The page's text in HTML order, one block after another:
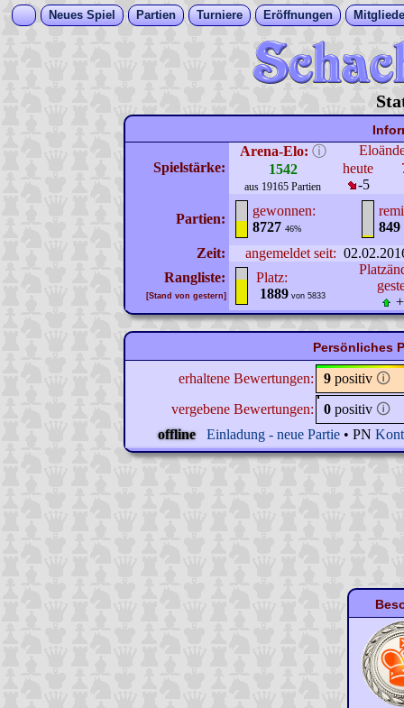
Neues Spiel Partien Turniere Eröffnungen
Spielstärke:
Arena-Elo: ⓘ
1542
aus 19165 Partien
heute
-5
Partien:
gewonnen:
8727 46%
849
Zeit:
angemeldet seit:
Rangliste:
[Stand von gestern]
Platz:
1889 von 5833
Persönliches
erhaltene Bewertungen: 9 positiv 🛈
vergebene Bewertungen:
0 positiv 🛈
offline
Einladung - neue Partie • PN